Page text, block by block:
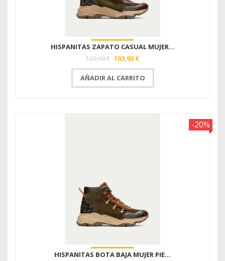
HISPANITAS ZAPATO CASUAL MUJER...
129,90 € 103,92 €
AÑADIR AL CARRITO
-20%
HISPANITAS BOTA BAJA MUJER PIE...